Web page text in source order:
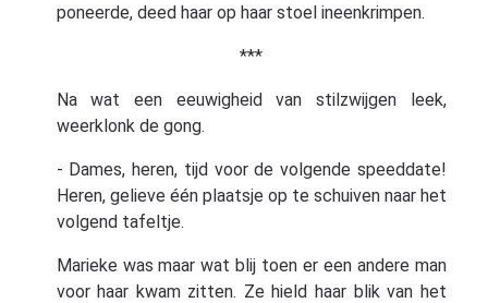
poneerde, deed haar op haar stoel ineenkrimpen.
***
Na wat een eeuwigheid van stilzwijgen leek,
weerklonk de gong.
- Dames, heren, tijd voor de volgende speeddate!
Heren, gelieve één plaatsje op te schuiven naar het
volgend tafeltje.
Marieke was maar wat blij toen er een andere man
voor haar kwam zitten. Ze hield haar blik van het